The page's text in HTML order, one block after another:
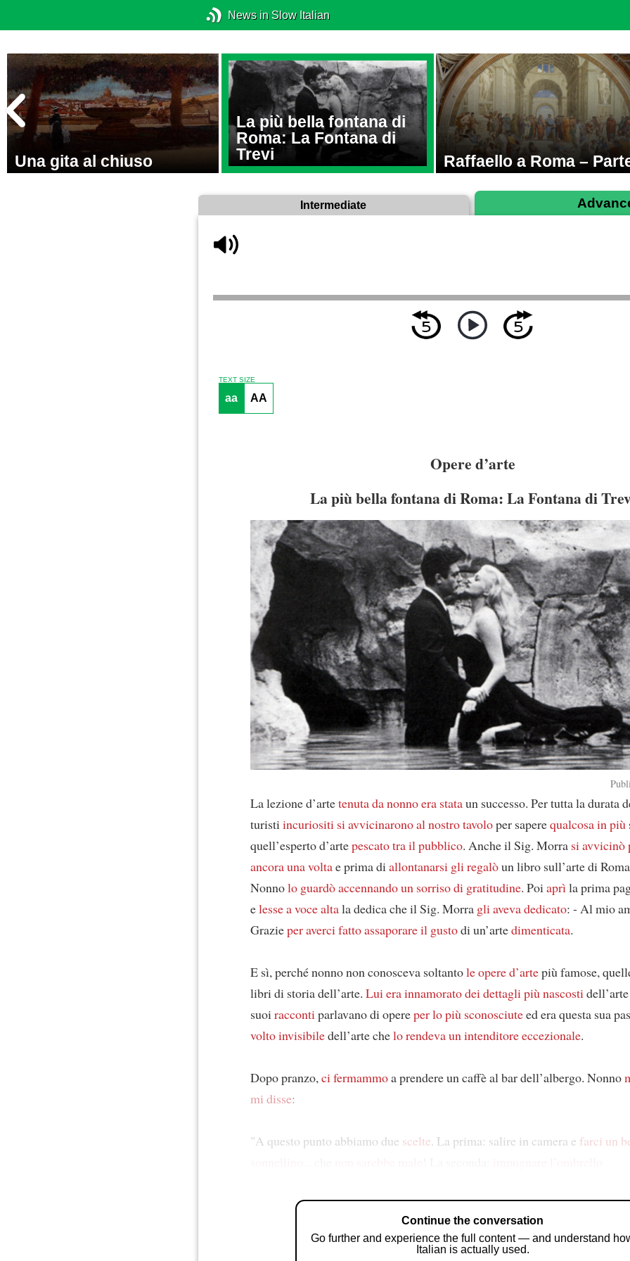
News in Slow Italian
Una gita al chiuso
La più bella fontana di
Roma: La Fontana di
Trevi
Raffaello a Roma –
Intermediate
TEXT SIZE
aa AA
Opere d’arte
La più bella fontana di Roma: La Fontana di
La lezione d’artetenutada nonnoera stataun successo. Per tutta la durata
turistiincuriositi si avvicinarono al nostro tavoloper saperequalcosa in più
quell’esperto d’artepescato tra il pubblico. Anche il Sig. Morra si avvicinò
ancora una voltae prima diallontanarsi gli regalòun libro sull’arte di
Nonnolo guardòaccennando un sorriso di gratitudine. Poiaprìla prima
elesse a voce altala dedica che il Sig. Morra gli aveva dedicato: - Al mio
Grazieper averci fatto assaporareil gustodi un’artedimenticata.
E sì, perché nonno non conosceva soltantole opere d’artepiù famose,
libri di storia dell’arte. Lui era innamoratodei dettagli più nascosti
suoiraccontiparlavano di opereper lo più sconosciuteed era questa sua
volto invisibiledell’arte chelo rendeva un intenditore eccezionale.
Dopo pranzo,ci fermammoa prendere un caffè al bar dell’albergo. Nonno
mi disse:
"A questo punto abbiamo due scelte. La prima: salire in camera e farci un
Continue the conversation
Go further and experience the full content — and understand
Italian is actually used.